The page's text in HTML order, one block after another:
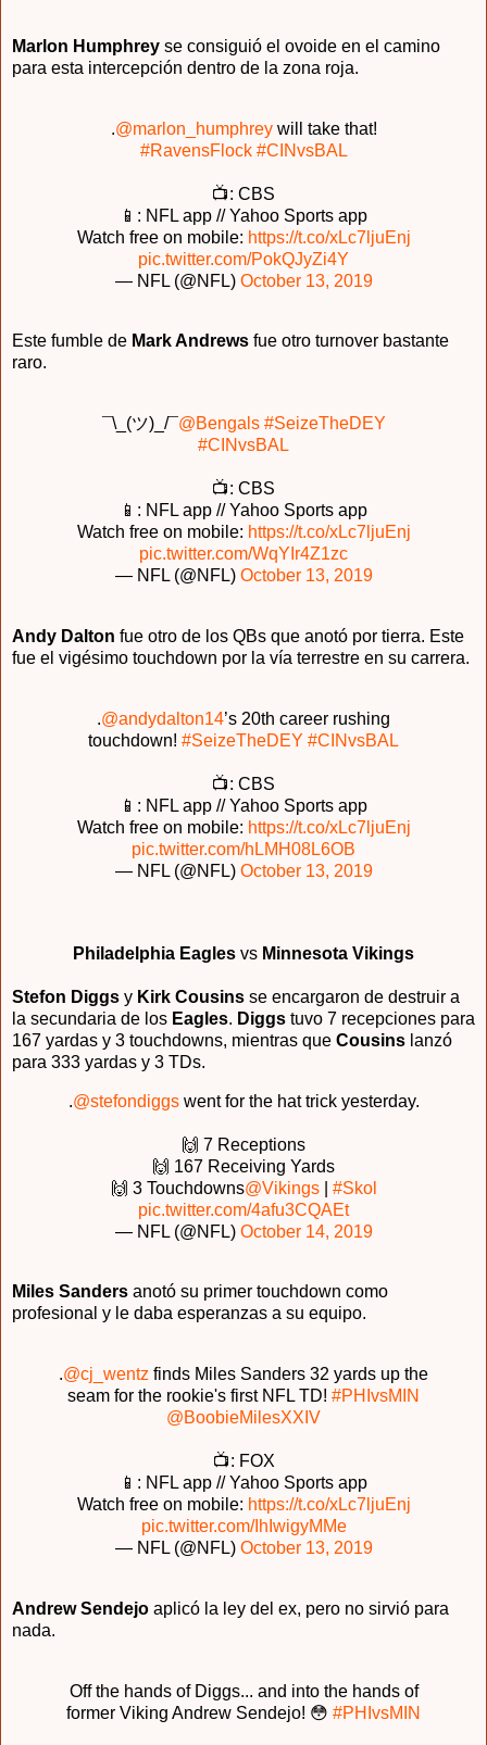
Marlon Humphrey se consiguió el ovoide en el camino
para esta intercepción dentro de la zona roja.
.@marlon_humphreywill take that!
#RavensFlock #CINvsBAL
📺: CBS
📱: NFL app // Yahoo Sports app
Watch free on mobile: https://t.co/xLc7ljuEnj
pic.twitter.com/PokQJyZi4Y
— NFL (@NFL) October 13, 2019
Este fumble de Mark Andrews fue otro turnover bastante
raro.
¯\_(ツ)_/¯@Bengals #SeizeTheDEY
#CINvsBAL
📺: CBS
📱: NFL app // Yahoo Sports app
Watch free on mobile: https://t.co/xLc7ljuEnj
pic.twitter.com/WqYIr4Z1zc
— NFL (@NFL) October 13, 2019
Andy Dalton fue otro de los QBs que anotó por tierra. Este
fue el vigésimo touchdown por la vía terrestre en su carrera.
.@andydalton14’s 20th career rushing
touchdown! #SeizeTheDEY #CINvsBAL
📺: CBS
📱: NFL app // Yahoo Sports app
Watch free on mobile: https://t.co/xLc7ljuEnj
pic.twitter.com/hLMH08L6OB
— NFL (@NFL) October 13, 2019
Philadelphia Eagles vs Minnesota Vikings
Stefon Diggs y Kirk Cousins se encargaron de destruir a
la secundaria de los Eagles. Diggs tuvo 7 recepciones para
167 yardas y 3 touchdowns, mientras que Cousins lanzó
para 333 yardas y 3 TDs.
.@stefondiggswent for the hat trick yesterday.
🙌 7 Receptions
🙌 167 Receiving Yards
🙌 3 Touchdowns@Vikings| #Skol
pic.twitter.com/4afu3CQAEt
— NFL (@NFL) October 14, 2019
Miles Sanders anotó su primer touchdown como
profesional y le daba esperanzas a su equipo.
.@cj_wentz finds Miles Sanders 32 yards up the
seam for the rookie's first NFL TD! #PHIvsMIN
@BoobieMilesXXIV
📺: FOX
📱: NFL app // Yahoo Sports app
Watch free on mobile: https://t.co/xLc7ljuEnj
pic.twitter.com/IhIwigyMMe
— NFL (@NFL) October 13, 2019
Andrew Sendejo aplicó la ley del ex, pero no sirvió para
nada.
Off the hands of Diggs... and into the hands of
former Viking Andrew Sendejo! 😳 #PHIvsMIN